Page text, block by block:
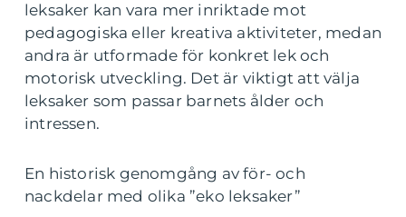
leksaker kan vara mer inriktade mot
pedagogiska eller kreativa aktiviteter, medan
andra är utformade för konkret lek och
motorisk utveckling. Det är viktigt att välja
leksaker som passar barnets ålder och
intressen.
En historisk genomgång av för- och
nackdelar med olika ”eko leksaker”